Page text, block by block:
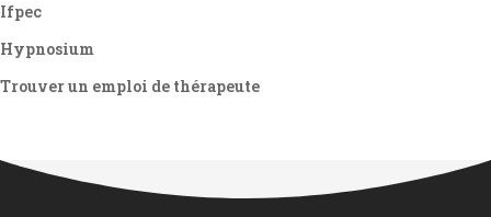
Ifpec
Hypnosium
Trouver un emploi de thérapeute